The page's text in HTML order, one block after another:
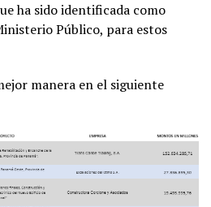
ha sido identificada como
Público, para estos
manera en el siguiente